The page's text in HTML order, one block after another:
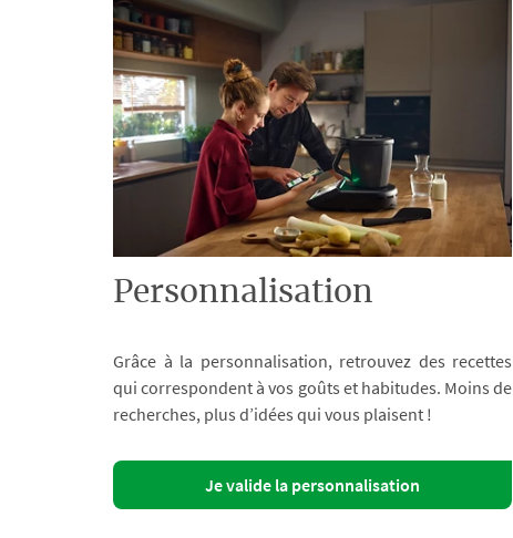
Personnalisation
Grâce à la personnalisation, retrouvez des recettes
qui correspondent à vos goûts et habitudes. Moins de
recherches, plus d’idées qui vous plaisent !
Je valide la personnalisation